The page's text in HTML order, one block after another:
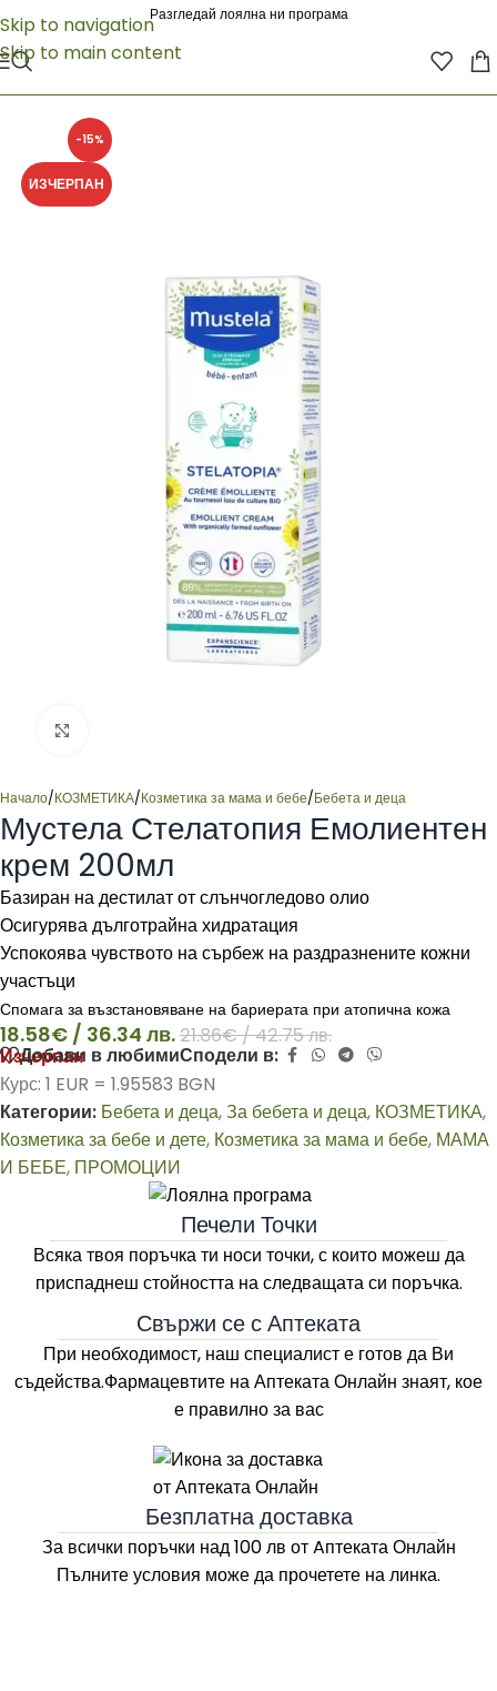
Skip to navigation
Skip to main content
Разгледай лоялна ни програма
-15%
ИЗЧЕРПАН
Начало/КОЗМЕТИКА/Козметика за мама и бебе/Бебета и деца
Мустела Стелатопия Емолиентен
крем 200мл
Базиран на дестилат от слънчогледово олио
Осигурява дълготрайна хидратация
Успокоява чувството на сърбеж на раздразнените кожни
участъци
Спомага за възстановяване на бариерата при атопична кожа
18.58€ / 36.34 лв.21.86€/ 42.75 лв.
Изчерпан
Добави в любимиСподели в:
Курс: 1 EUR = 1.95583 BGN
Категории: Бебета и деца,За бебета и деца, КОЗМЕТИКА,
Козметика за бебе и дете, Козметика за мама и бебе, МАМА
И БЕБЕ, ПРОМОЦИИ
Печели Точки
Всяка твоя поръчка ти носи точки, с които можеш да
приспаднеш стойността на следващата си поръчка.
Свържи се с Аптеката
При необходимост, наш специалист е готов да Ви
съдейства.Фармацевтите наАптеката Онлайн знаят, кое
е правилно за вас
Безплатна доставка
За всички поръчки над 100 лв от Aптеката Онлайн
Пълните условия може да прочетете на линка.